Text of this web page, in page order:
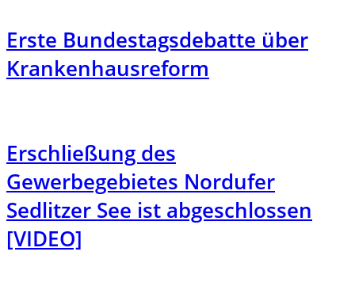
Erste Bundestagsdebatte über
Krankenhausreform
Erschließung des
Gewerbegebietes Nordufer
Sedlitzer See ist abgeschlossen
[VIDEO]